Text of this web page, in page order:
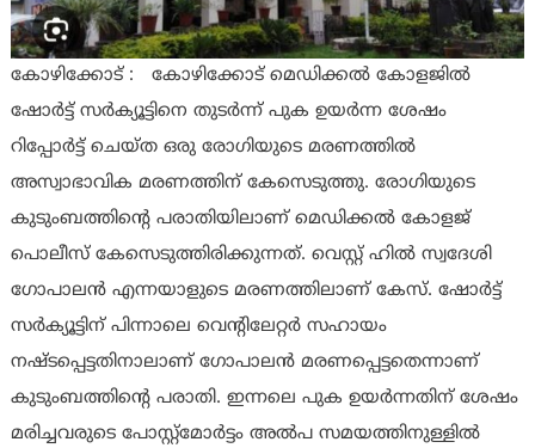
കോഴിക്കോട് : കോഴിക്കോട് മെഡിക്കല്‍ കോളജില്‍
ഷോര്‍ട്ട് സര്‍ക്യൂട്ടിനെ തുടര്‍ന്ന് പുക ഉയര്‍ന്ന ശേഷം
റിപ്പോര്‍ട്ട് ചെയ്ത ഒരു രോഗിയുടെ മരണത്തില്‍
അസ്വാഭാവിക മരണത്തിന് കേസെടുത്തു. രോഗിയുടെ
കുടുംബത്തിന്റെ പരാതിയിലാണ് മെഡിക്കല്‍ കോളജ്
പൊലീസ് കേസെടുത്തിരിക്കുന്നത്. വെസ്റ്റ് ഹില്‍ സ്വദേശി
ഗോപാലന്‍ എന്നയാളുടെ മരണത്തിലാണ് കേസ്. ഷോര്‍ട്ട്
സര്‍ക്യൂട്ടിന് പിന്നാലെ വെന്റിലേറ്റര്‍ സഹായം
നഷ്ടപ്പെട്ടതിനാലാണ് ഗോപാലന്‍ മരണപ്പെട്ടതെന്നാണ്
കുടുംബത്തിന്റെ പരാതി. ഇന്നലെ പുക ഉയര്‍ന്നതിന് ശേഷം
മരിച്ചവരുടെ പോസ്റ്റ്‌മോര്‍ട്ടം അല്‍പ സമയത്തിനുള്ളില്‍